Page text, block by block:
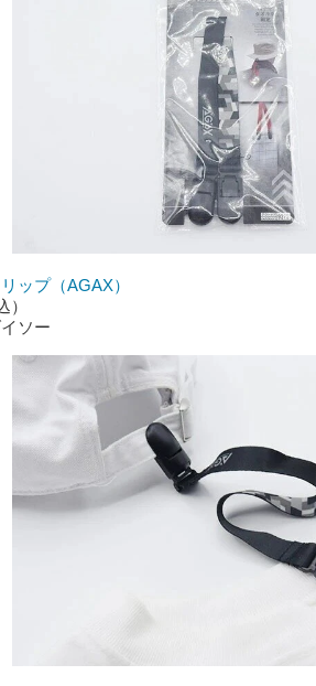
ップ（AGAX）
ソー